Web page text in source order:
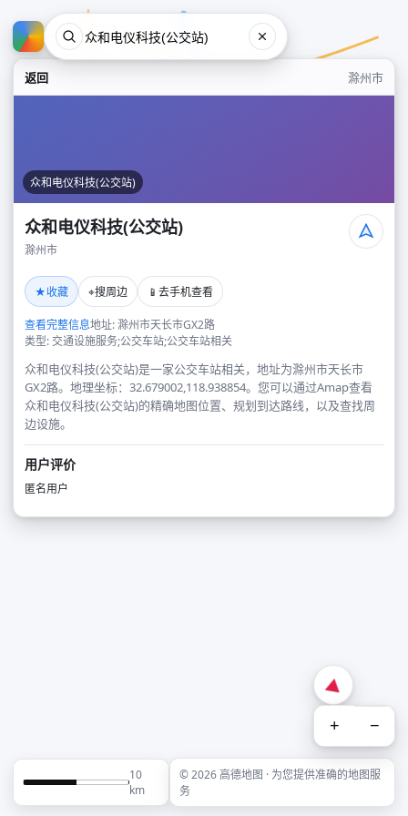
返回 滁州市
众和电仪科技(公交站)
众和电仪科技(公交站)
滁州市
★收藏 ⌖搜周边 📱 去手机查看
查看完整信息地址: 滁州市天长市GX2路
类型: 交通设施服务;公交车站;公交车站相关
众和电仪科技(公交站)是一家公交车站相关，地址为滁州市天长市
GX2路。地理坐标：32.679002,118.938854。您可以通过Amap查看
众和电仪科技(公交站)的精确地图位置、规划到达路线，以及查找周
边设施。
用户评价
匿名用户
+ −
10
km
© 2026 高德地图 · 为您提供准确的地图服
务